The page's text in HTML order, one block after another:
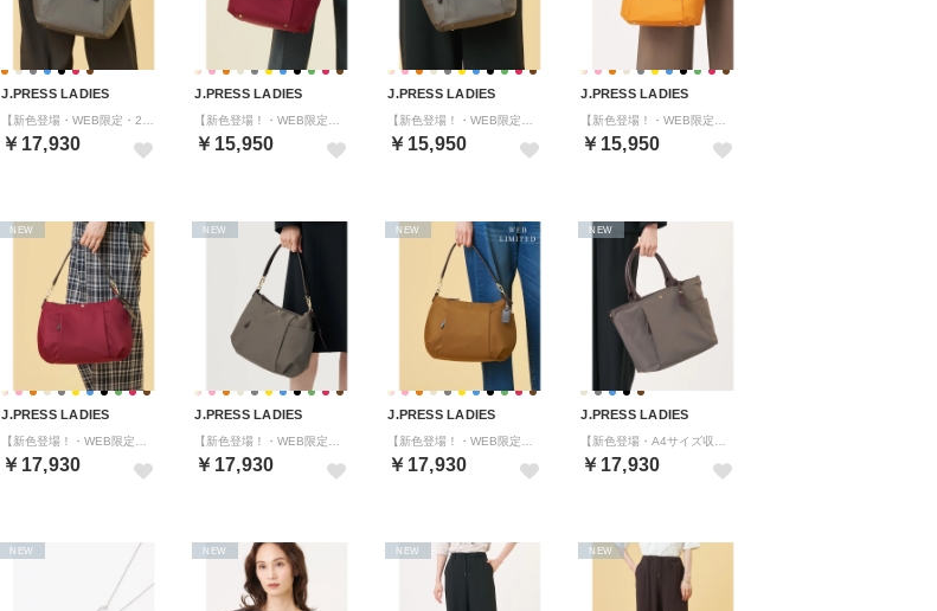
J.PRESS LADIES
￥17,930
J.PRESS LADIES
￥15,950
J.PRESS LADIES
￥15,950
J.PRESS LADIES
￥15,950
J.PRESS LADIES
￥17,930
NEW
J.PRESS LADIES
￥17,930
NEW
J.PRESS LADIES
￥17,930
NEW
J.PRESS LADIES
￥17,930
NEW
NEW NEW NEW NEW